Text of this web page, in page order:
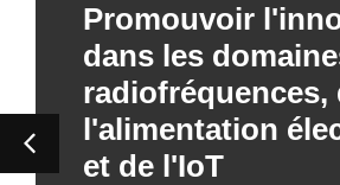
Promouvoir
dans les
radiofréquences,
l'alimentation
et de l'IoT